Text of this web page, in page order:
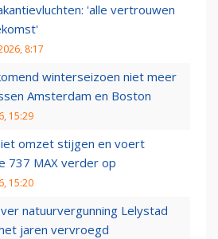
'alle vertrouwen
8:17
winterseizoen niet meer
Amsterdam en Boston
15:29
omzet stijgen en voert
737 MAX verder op
15:20
natuurvergunning Lelystad
jaren vervroegd